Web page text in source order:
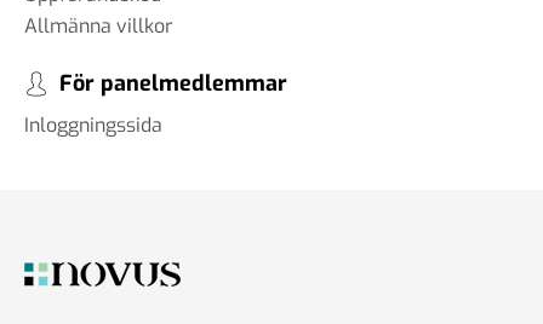
Allmänna villkor
För panelmedlemmar
Inloggningssida